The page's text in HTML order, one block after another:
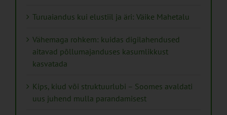
Turuaiandus kui elustiil ja äri: Väike Mahetalu
Vähemaga rohkem: kuidas digilahendused
aitavad põllumajanduses kasumlikkust
kasvatada
Kips, kiud või struktuurlubi – Soomes avaldati
uus juhend mulla parandamisest